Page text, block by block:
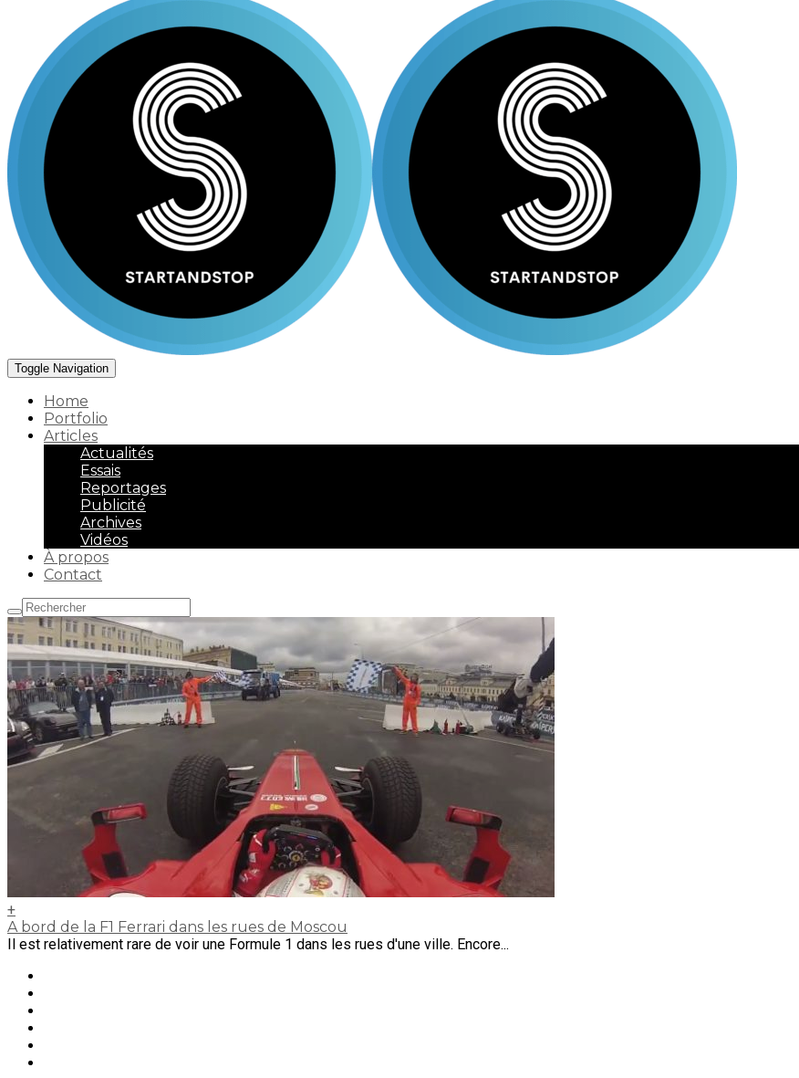
Toggle Navigation
Home
Portfolio
Articles
Actualités
Essais
Reportages
Publicité
Archives
Vidéos
À propos
Contact
+
A bord de la F1 Ferrari dans les rues de Moscou
Il est relativement rare de voir une Formule 1 dans les rues d'une ville. Encore...